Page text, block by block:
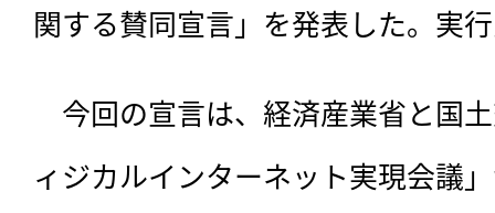
関する賛同宣言」を発表した。実
今回の宣言は、 経済産業省と国
ィジカルインターネット実現会議